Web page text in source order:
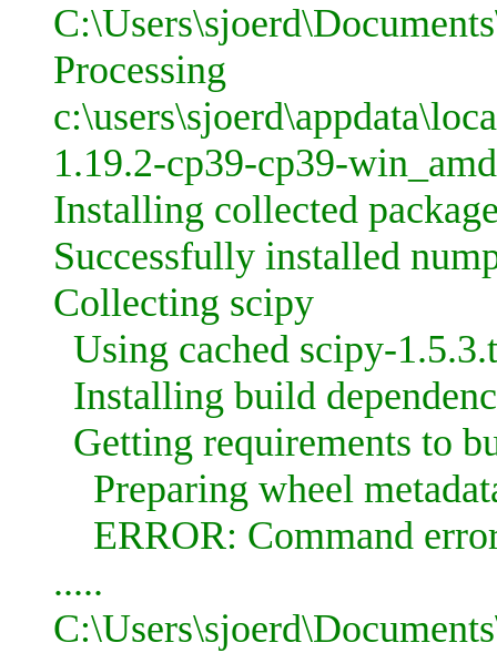
Processing
1.19.2-cp39-cp39-
Installing collected
Successfully installed
Collecting scipy
Using cached scipy-
Installing build
Getting requirements to
Preparing wheel
ERROR: Command
.....